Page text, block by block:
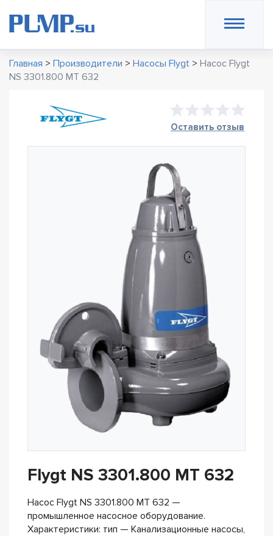
Главная > Производители > Насосы Flygt > Насос Flygt
NS 3301.800 MT 632
Оставить отзыв
Flygt NS 3301.800 MT 632
Насос Flygt NS 3301.800 MT 632 —
промышленное насосное оборудование.
Характеристики: тип — Канализационные насосы,